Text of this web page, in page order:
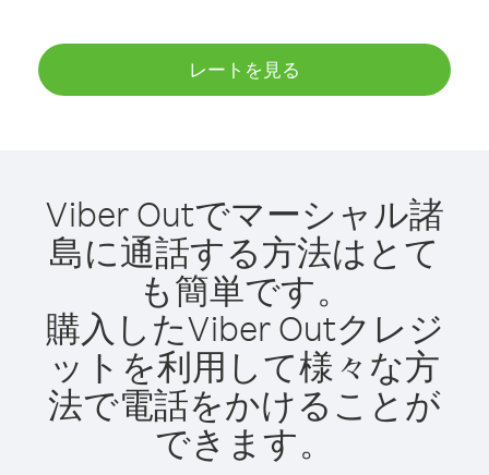
レートを見る
Viber Outでマーシャル諸
島に通話する方法はとて
も簡単です。
購入したViber Outクレジ
ットを利用して様々な方
法で電話をかけることが
できます。